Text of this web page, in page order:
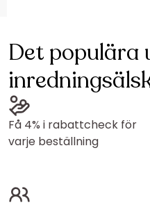
Det populära
Få 4% i rabattcheck för
varje beställning